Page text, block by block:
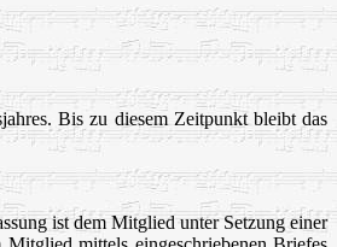
Bis zu diesem Zeitpunkt bleibt das
ist dem Mitglied unter Setzung einer